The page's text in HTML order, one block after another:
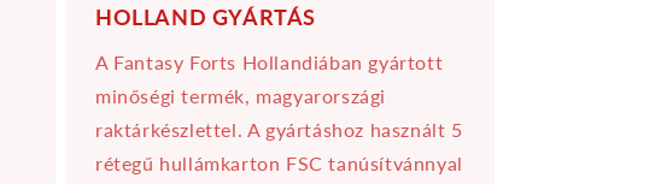
HOLLAND GYÁRTÁS
A Fantasy Forts Hollandiában gyártott
minőségi termék, magyarországi
raktárkészlettel. A gyártáshoz használt 5
rétegű hullámkarton FSC tanúsítvánnyal